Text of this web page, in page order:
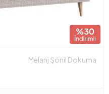
Melanj Şönil Dokuma